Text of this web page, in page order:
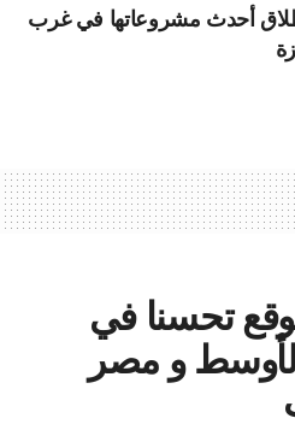
أحدث مشروعاتها في غرب
تحسنا في
و مصر